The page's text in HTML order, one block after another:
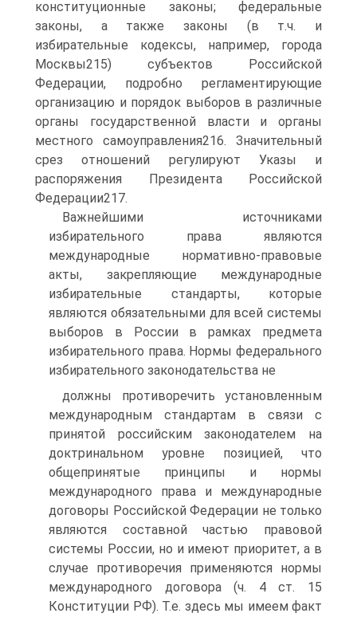
конституционные законы; федеральные
законы, а также законы (в т.ч. и
избирательные кодексы, например, города
Москвы215) субъектов Российской
Федерации, подробно регламентирующие
организацию и порядок выборов в различные
органы государственной власти и органы
местного самоуправления216. Значительный
срез отношений регулируют Указы и
распоряжения Президента Российской
Федерации217.
Важнейшими источниками
избирательного права являются
международные нормативно-правовые
акты, закрепляющие международные
избирательные стандарты, которые
являются обязательными для всей системы
выборов в России в рамках предмета
избирательного права. Нормы федерального
избирательного законодательства не
должны противоречить установленным
международным стандартам в связи с
принятой российским законодателем на
доктринальном уровне позицией, что
общепринятые принципы и нормы
международного права и международные
договоры Российской Федерации не только
являются составной частью правовой
системы России, но и имеют приоритет, а в
случае противоречия применяются нормы
международного договора (ч. 4 ст. 15
Конституции РФ). Т.е. здесь мы имеем факт